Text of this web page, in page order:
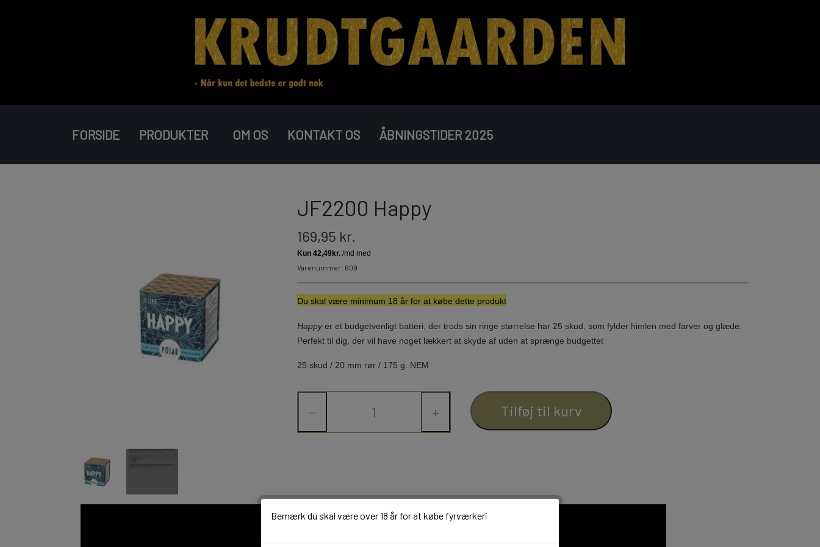
FORSIDE PRODUKTER
DPA
RIAKEO
COMPOUND BATTERIER
STORMLIGHTER NYTÅRSPYNT
KONFETTI
OM OS KONTAKT OS ÅBNINGSTIDER 2025
JF2200 Happy
169,95 kr.
Varenummer: 609
Du skal være minimum 18 år for at købe dette produkt
Happyer et budgetvenligt batteri, der trods sin ringe størrelse har 25 skud, som fylder himlen med farver og glæde.
Perfekt til dig, der vil have noget lækkert at skyde af uden at sprænge budgettet
25 skud / 20 mm rør / 175 g. NEM
− + Tilføj til kurv
Bemærk du skal være over 18 år for at købe fyrværkeri